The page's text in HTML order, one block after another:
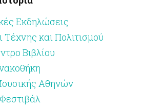
Εκδηλώσεις
Τέχνης και Πολιτισμού
Βιβλίου
Αθηνών